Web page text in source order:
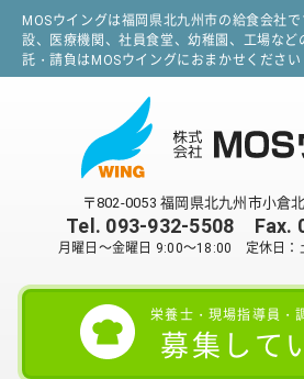
MOSウイングは福岡県北九州市の給食会社
設、医療機関、社員食堂、幼稚園、工場など
託・請負はMOSウイングにおまかせください
〒802-0053 福岡県北九州市小倉
Tel. 093-932-5508 Fax.
月曜日～金曜日 9:00～18:00 定休日：
栄養士・現場指導員・
募集して